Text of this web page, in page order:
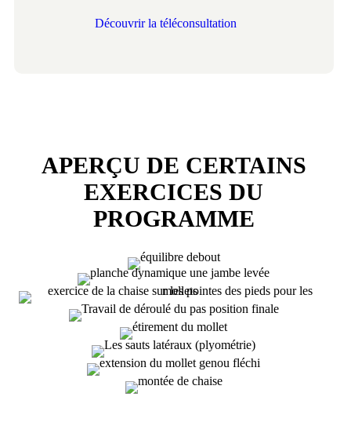
Découvrir la téléconsultation
APERÇU DE CERTAINS
EXERCICES DU
PROGRAMME